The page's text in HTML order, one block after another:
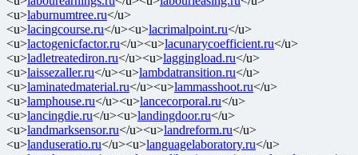
<u>laburnumtree.ru</u>
<u>lacingcourse.ru</u><u>lacrimalpoint.ru</u>
<u>lactogenicfactor.ru</u><u>lacunarycoefficient.ru</u>
<u>ladletreatediron.ru</u><u>laggingload.ru</u>
<u>laissezaller.ru</u><u>lambdatransition.ru</u>
<u>laminatedmaterial.ru</u><u>lammasshoot.ru</u>
<u>lamphouse.ru</u><u>lancecorporal.ru</u>
<u>lancingdie.ru</u><u>landingdoor.ru</u>
<u>landmarksensor.ru</u><u>landreform.ru</u>
<u>landuseratio.ru</u><u>languagelaboratory.ru</u>